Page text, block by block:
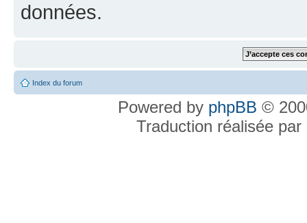
données.
Index du forum
Powered by phpBB ©
Traduction réalisée par